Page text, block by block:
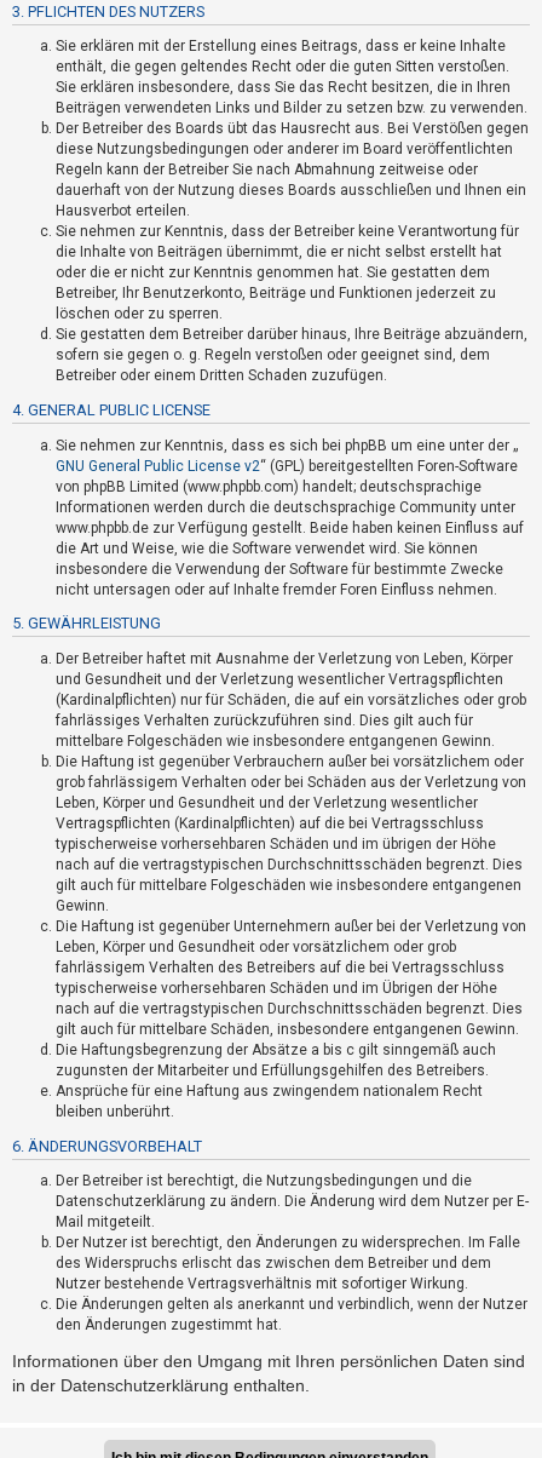
e
i
e
3. PFLICHTEN DES NUTZERS
Sie erklären mit der Erstellung eines Beitrags, dass er keine Inhalte
enthält, die gegen geltendes Recht oder die guten Sitten verstoßen.
Sie erklären insbesondere, dass Sie das Recht besitzen, die in Ihren
Beiträgen verwendeten Links und Bilder zu setzen bzw. zu verwenden.
Der Betreiber des Boards übt das Hausrecht aus. Bei Verstößen gegen
diese Nutzungsbedingungen oder anderer im Board veröffentlichten
Regeln kann der Betreiber Sie nach Abmahnung zeitweise oder
dauerhaft von der Nutzung dieses Boards ausschließen und Ihnen ein
Hausverbot erteilen.
Sie nehmen zur Kenntnis, dass der Betreiber keine Verantwortung für
die Inhalte von Beiträgen übernimmt, die er nicht selbst erstellt hat
oder die er nicht zur Kenntnis genommen hat. Sie gestatten dem
Betreiber, Ihr Benutzerkonto, Beiträge und Funktionen jederzeit zu
löschen oder zu sperren.
Sie gestatten dem Betreiber darüber hinaus, Ihre Beiträge abzuändern,
sofern sie gegen o. g. Regeln verstoßen oder geeignet sind, dem
Betreiber oder einem Dritten Schaden zuzufügen.
4. GENERAL PUBLIC LICENSE
Sie nehmen zur Kenntnis, dass es sich bei phpBB um eine unter der „
GNU General Public License v2“ (GPL) bereitgestellten Foren-Software
von phpBB Limited (www.phpbb.com) handelt; deutschsprachige
Informationen werden durch die deutschsprachige Community unter
www.phpbb.de zur Verfügung gestellt. Beide haben keinen Einfluss auf
die Art und Weise, wie die Software verwendet wird. Sie können
insbesondere die Verwendung der Software für bestimmte Zwecke
nicht untersagen oder auf Inhalte fremder Foren Einfluss nehmen.
5. GEWÄHRLEISTUNG
Der Betreiber haftet mit Ausnahme der Verletzung von Leben, Körper
und Gesundheit und der Verletzung wesentlicher Vertragspflichten
(Kardinalpflichten) nur für Schäden, die auf ein vorsätzliches oder grob
fahrlässiges Verhalten zurückzuführen sind. Dies gilt auch für
mittelbare Folgeschäden wie insbesondere entgangenen Gewinn.
Die Haftung ist gegenüber Verbrauchern außer bei vorsätzlichem oder
grob fahrlässigem Verhalten oder bei Schäden aus der Verletzung von
Leben, Körper und Gesundheit und der Verletzung wesentlicher
Vertragspflichten (Kardinalpflichten) auf die bei Vertragsschluss
typischerweise vorhersehbaren Schäden und im übrigen der Höhe
nach auf die vertragstypischen Durchschnittsschäden begrenzt. Dies
gilt auch für mittelbare Folgeschäden wie insbesondere entgangenen
Gewinn.
Die Haftung ist gegenüber Unternehmern außer bei der Verletzung von
Leben, Körper und Gesundheit oder vorsätzlichem oder grob
fahrlässigem Verhalten des Betreibers auf die bei Vertragsschluss
typischerweise vorhersehbaren Schäden und im Übrigen der Höhe
nach auf die vertragstypischen Durchschnittsschäden begrenzt. Dies
gilt auch für mittelbare Schäden, insbesondere entgangenen Gewinn.
Die Haftungsbegrenzung der Absätze a bis c gilt sinngemäß auch
zugunsten der Mitarbeiter und Erfüllungsgehilfen des Betreibers.
Ansprüche für eine Haftung aus zwingendem nationalem Recht
bleiben unberührt.
6. ÄNDERUNGSVORBEHALT
Der Betreiber ist berechtigt, die Nutzungsbedingungen und die
Datenschutzerklärung zu ändern. Die Änderung wird dem Nutzer per E-
Mail mitgeteilt.
Der Nutzer ist berechtigt, den Änderungen zu widersprechen. Im Falle
des Widerspruchs erlischt das zwischen dem Betreiber und dem
Nutzer bestehende Vertragsverhältnis mit sofortiger Wirkung.
Die Änderungen gelten als anerkannt und verbindlich, wenn der Nutzer
den Änderungen zugestimmt hat.
Informationen über den Umgang mit Ihren persönlichen Daten sind
in der Datenschutzerklärung enthalten.